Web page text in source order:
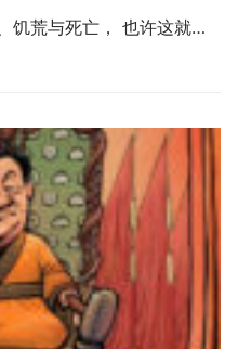
饥荒与死亡， 也许这就…